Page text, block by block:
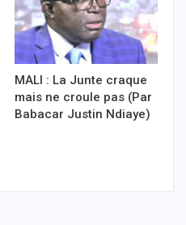
MALI : La Junte craque
mais ne croule pas (Par
Babacar Justin Ndiaye)